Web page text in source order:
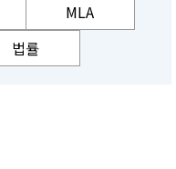
MLA
법률